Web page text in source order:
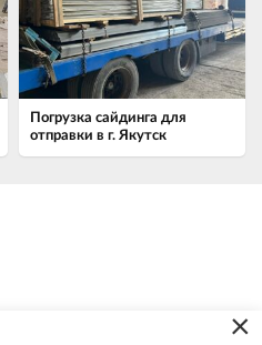
Погрузка сайдинга для
отправки в г. Якутск
×